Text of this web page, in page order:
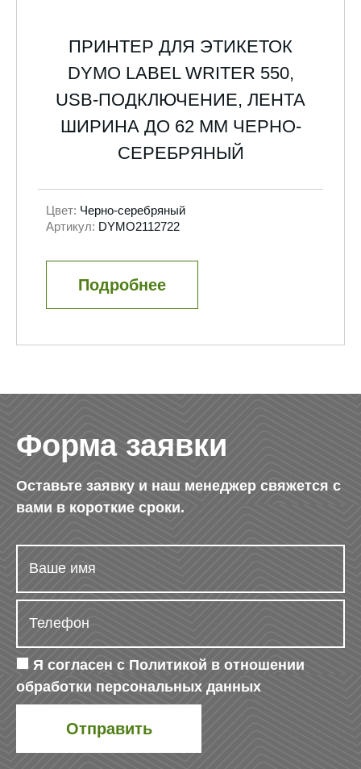
ПРИНТЕР ДЛЯ ЭТИКЕТОК
DYMO LABEL WRITER 550,
USB-ПОДКЛЮЧЕНИЕ, ЛЕНТА
ШИРИНА ДО 62 ММ ЧЕРНО-
СЕРЕБРЯНЫЙ
Цвет: Черно-серебряный
Артикул: DYMO2112722
Подробнее
Форма заявки
Оставьте заявку и наш менеджер свяжется с
вами в короткие сроки.
Я согласен с Политикой в отношении
обработки персональных данных